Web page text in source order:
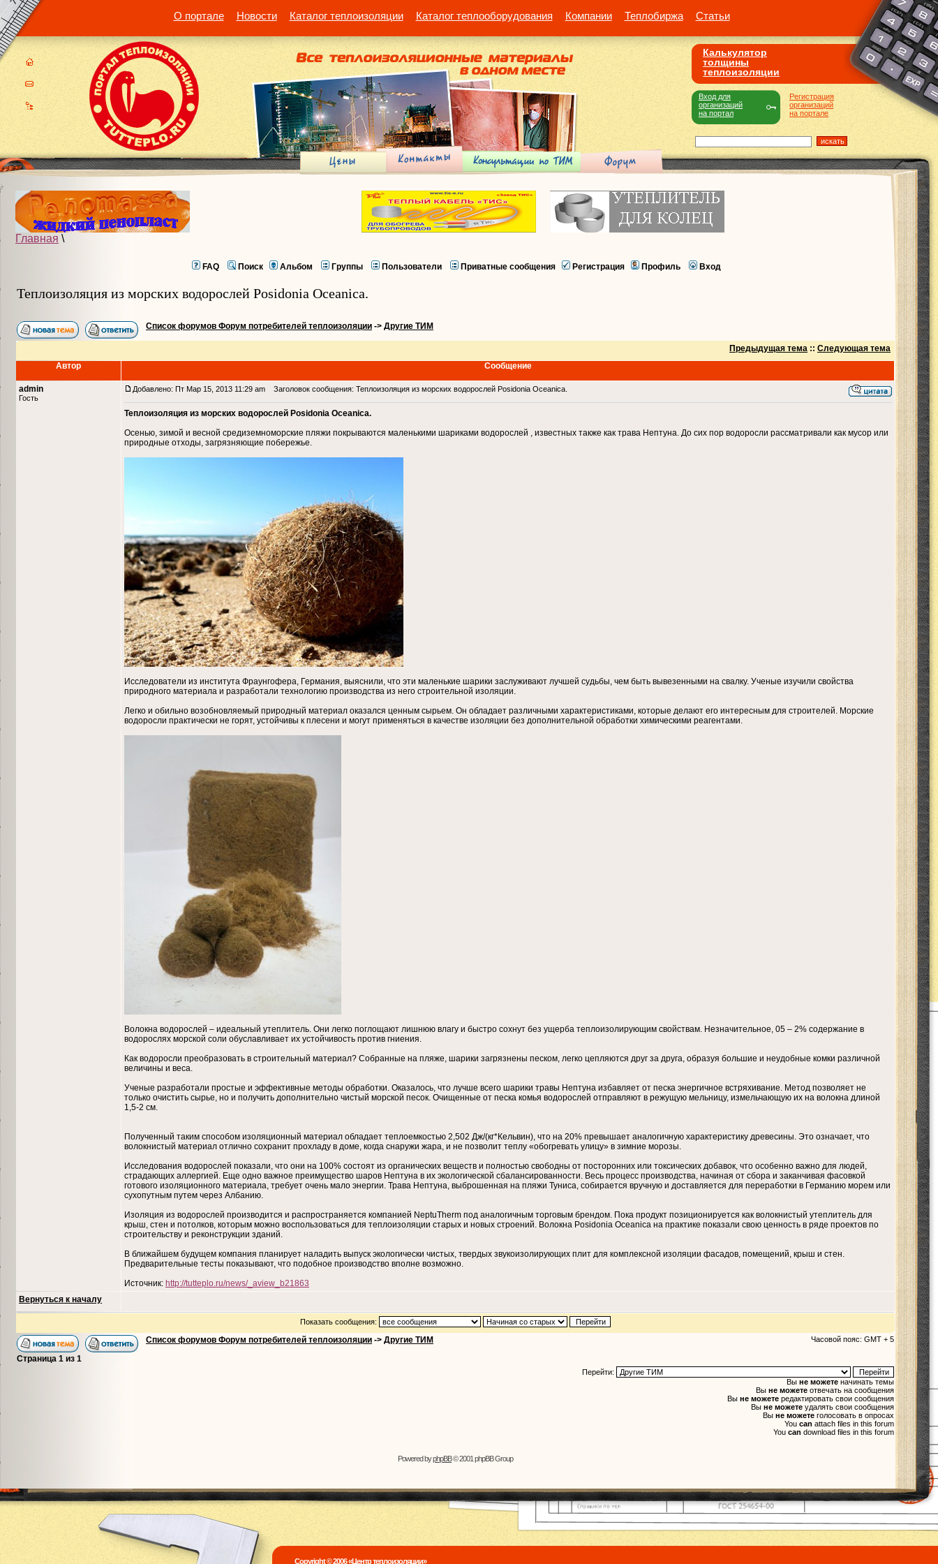
О портале Новости Каталог теплоизоляции Каталог теплооборудования Компании Теплобиржа Статьи
Калькулятор
толщины
теплоизоляции
Регистрация
организаций
на портале
Вход для
организаций
на портал
Главная \
FAQ Поиск Альбом Группы Пользователи Приватные сообщения Регистрация Профиль Вход
Теплоизоляция из морских водорослей Posidonia Oceanica.
Список форумов Форум потребителей теплоизоляции -> Другие ТИМ
Предыдущая тема :: Следующая тема
Автор
Сообщение
admin
Гость
Добавлено: Пт Мар 15, 2013 11:29 am Заголовок сообщения: Теплоизоляция из морских водорослей Posidonia Oceanica.
Теплоизоляция из морских водорослей Posidonia Oceanica.
Осенью, зимой и весной средиземноморские пляжи покрываются маленькими шариками водорослей , известных также как трава Нептуна. До сих пор водоросли рассматривали как мусор или
природные отходы, загрязняющие побережье.
Исследователи из института Фраунгофера, Германия, выяснили, что эти маленькие шарики заслуживают лучшей судьбы, чем быть вывезенными на свалку. Ученые изучили свойства
природного материала и разработали технологию производства из него строительной изоляции.
Легко и обильно возобновляемый природный материал оказался ценным сырьем. Он обладает различными характеристиками, которые делают его интересным для строителей. Морские
водоросли практически не горят, устойчивы к плесени и могут применяться в качестве изоляции без дополнительной обработки химическими реагентами.
Волокна водорослей – идеальный утеплитель. Они легко поглощают лишнюю влагу и быстро сохнут без ущерба теплоизолирующим свойствам. Незначительное, 05 – 2% содержание в
водорослях морской соли обуславливает их устойчивость против гниения.
Как водоросли преобразовать в строительный материал? Собранные на пляже, шарики загрязнены песком, легко цепляются друг за друга, образуя большие и неудобные комки различной
величины и веса.
Ученые разработали простые и эффективные методы обработки. Оказалось, что лучше всего шарики травы Нептуна избавляет от песка энергичное встряхивание. Метод позволяет не
только очистить сырье, но и получить дополнительно чистый морской песок. Очищенные от песка комья водорослей отправляют в режущую мельницу, измельчающую их на волокна длиной
1,5-2 см.
Полученный таким способом изоляционный материал обладает теплоемкостью 2,502 Дж/(кг*Кельвин), что на 20% превышает аналогичную характеристику древесины. Это означает, что
волокнистый материал отлично сохранит прохладу в доме, когда снаружи жара, и не позволит теплу «обогревать улицу» в зимние морозы.
Исследования водорослей показали, что они на 100% состоят из органических веществ и полностью свободны от посторонних или токсических добавок, что особенно важно для людей,
страдающих аллергией. Еще одно важное преимущество шаров Нептуна в их экологической сбалансированности. Весь процесс производства, начиная от сбора и заканчивая фасовкой
готового изоляционного материала, требует очень мало энергии. Трава Нептуна, выброшенная на пляжи Туниса, собирается вручную и доставляется для переработки в Германию морем или
сухопутным путем через Албанию.
Изоляция из водорослей производится и распространяется компанией NeptuTherm под аналогичным торговым брендом. Пока продукт позиционируется как волокнистый утеплитель для
крыш, стен и потолков, которым можно воспользоваться для теплоизоляции старых и новых строений. Волокна Posidonia Oceanica на практике показали свою ценность в ряде проектов по
строительству и реконструкции зданий.
В ближайшем будущем компания планирует наладить выпуск экологически чистых, твердых звукоизолирующих плит для комплексной изоляции фасадов, помещений, крыш и стен.
Предварительные тесты показывают, что подобное производство вполне возможно.
Источник: http://tutteplo.ru/news/_aview_b21863
Вернуться к началу
Показать сообщения:
Список форумов Форум потребителей теплоизоляции -> Другие ТИМ Часовой пояс: GMT + 5
Страница 1 из 1
Перейти:
Вы не можете начинать темы
Вы не можете отвечать на сообщения
Вы не можете редактировать свои сообщения
Вы не можете удалять свои сообщения
Вы не можете голосовать в опросах
You can attach files in this forum
You can download files in this forum
Powered byphpBB© 2001 phpBB Group
Copyright © 2006 «Центр теплоизоляции»